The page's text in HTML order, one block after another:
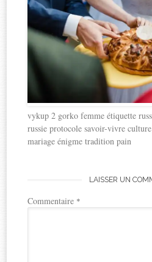
vykup 2 gorko femme étiquette
russie protocole savoir-vivre
mariage énigme tradition pain
LAISSER UN
Commentaire *